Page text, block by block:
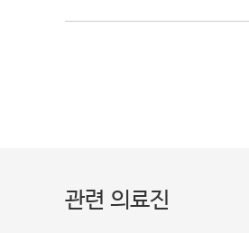
관련 의료진